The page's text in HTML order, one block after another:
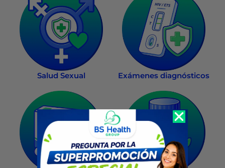
Salud Sexual Exámenes diagnósticos
Recompra